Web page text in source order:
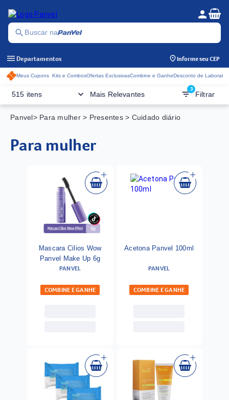
search Buscar na
Menu do
person
menu Departamentos Informe seu CEP
Acessos rápidos do cabeçalho
Meus Cupons Kits e CombosOfertas ExclusivasCombine e GanheDesconto de
515 itens keyboard_arrow_down Mais Relevantes filter_list3
Filtrar
Panvel> Para mulher> Presentes> Cuidado diário
para mulher
Mascara Cilios Wow
Panvel Make Up 6g
PANVEL
COMBINE E GANHE
Acetona Panvel 100ml
PANVEL
COMBINE E GANHE